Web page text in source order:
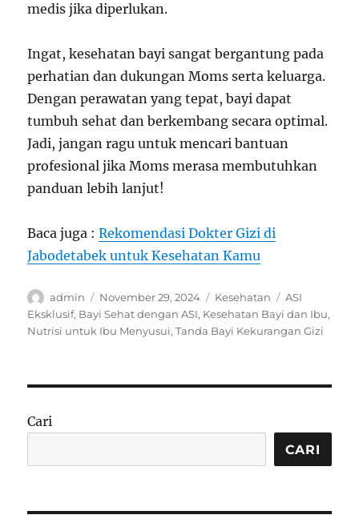
medis jika diperlukan.
Ingat, kesehatan bayi sangat bergantung pada
perhatian dan dukungan Moms serta keluarga.
Dengan perawatan yang tepat, bayi dapat
tumbuh sehat dan berkembang secara optimal.
Jadi, jangan ragu untuk mencari bantuan
profesional jika Moms merasa membutuhkan
panduan lebih lanjut!
Baca juga :Rekomendasi Dokter Gizi di
Jabodetabek untuk Kesehatan Kamu
Author
admin
Posted
on
November 29, 2024 Categories
Kesehatan Tags
ASI
Eksklusif, Bayi Sehat dengan ASI, Kesehatan Bayi dan Ibu,
Nutrisi untuk Ibu Menyusui,Tanda Bayi Kekurangan Gizi
Cari
CARI